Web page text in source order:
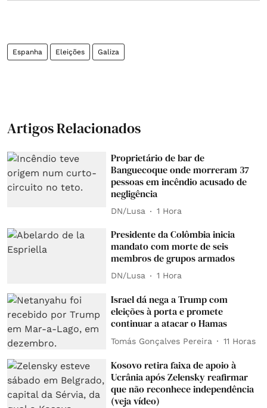
Espanha Eleições Galiza
Artigos Relacionados
Proprietário de bar de
Banguecoque onde morreram 37
pessoas em incêndio acusado de
negligência
DN/Lusa 1 Hora
Presidente da Colômbia inicia
mandato com morte de seis
membros de grupos armados
DN/Lusa 1 Hora
Israel dá nega a Trump com
eleições à porta e promete
continuar a atacar o Hamas
Tomás Gonçalves Pereira 11 Horas
Kosovo retira faixa de apoio à
Ucrânia após Zelensky reafirmar
que não reconhece independência
(veja vídeo)